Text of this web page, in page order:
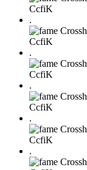
.
.
.
.
.